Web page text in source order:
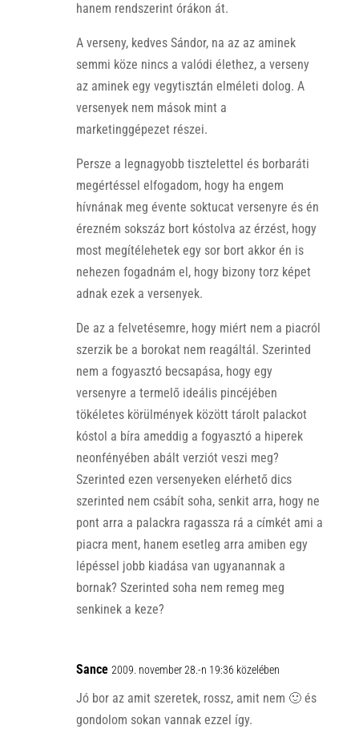
hanem rendszerint órákon át.
A verseny, kedves Sándor, na az az aminek
semmi köze nincs a valódi élethez, a verseny
az aminek egy vegytisztán elméleti dolog. A
versenyek nem mások mint a
marketinggépezet részei.
Persze a legnagyobb tisztelettel és borbaráti
megértéssel elfogadom, hogy ha engem
hívnának meg évente soktucat versenyre és én
érezném sokszáz bort kóstolva az érzést, hogy
most megítélehetek egy sor bort akkor én is
nehezen fogadnám el, hogy bizony torz képet
adnak ezek a versenyek.
De az a felvetésemre, hogy miért nem a piacról
szerzik be a borokat nem reagáltál. Szerinted
nem a fogyasztó becsapása, hogy egy
versenyre a termelő ideális pincéjében
tökéletes körülmények között tárolt palackot
kóstol a bíra ameddig a fogyasztó a hiperek
neonfényében abált verziót veszi meg?
Szerinted ezen versenyeken elérhető dics
szerinted nem csábít soha, senkit arra, hogy ne
pont arra a palackra ragassza rá a címkét ami a
piacra ment, hanem esetleg arra amiben egy
lépéssel jobb kiadása van ugyanannak a
bornak? Szerinted soha nem remeg meg
senkinek a keze?
Sance 2009. november 28.-n 19:36 közelében
Jó bor az amit szeretek, rossz, amit nem 🙂 és
gondolom sokan vannak ezzel így.